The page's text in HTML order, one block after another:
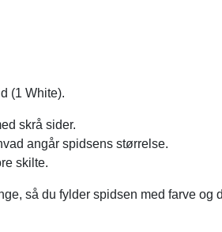
(1 White).
skrå sider.
angår spidsens størrelse.
skilte.
så du fylder spidsen med farve og